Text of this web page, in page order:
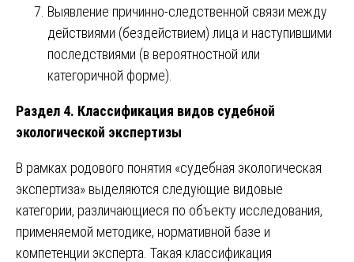
Выявление причинно-следственной связи между
действиями (бездействием) лица и наступившими
последствиями (в вероятностной или
категоричной форме).
Раздел 4. Классификация видов судебной
экологической экспертизы
В рамках родового понятия «судебная экологическая
экспертиза» выделяются следующие видовые
категории, различающиеся по объекту исследования,
применяемой методике, нормативной базе и
компетенции эксперта. Такая классификация